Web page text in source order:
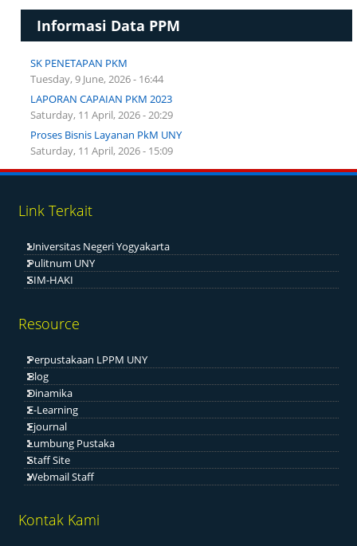
Informasi Data PPM
SK PENETAPAN PKM
Tuesday, 9 June, 2026 - 16:44
LAPORAN CAPAIAN PKM 2023
Saturday, 11 April, 2026 - 20:29
Proses Bisnis Layanan PkM UNY
Saturday, 11 April, 2026 - 15:09
Link Terkait
Universitas Negeri Yogyakarta
Pulitnum UNY
SIM-HAKI
Resource
Perpustakaan LPPM UNY
Blog
Dinamika
E-Learning
Ejournal
Lumbung Pustaka
Staff Site
Webmail Staff
Kontak Kami